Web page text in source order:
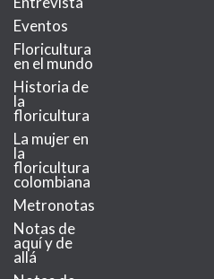
Eventos
Floricultura
en el mundo
Historia de
la
floricultura
La mujer en
la
floricultura
colombiana
Metronotas
Notas de
aquí y de
allá